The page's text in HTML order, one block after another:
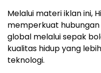
Melalui materi iklan ini,
memperkuat
global melalui sepak
kualitas hidup yang
teknologi.